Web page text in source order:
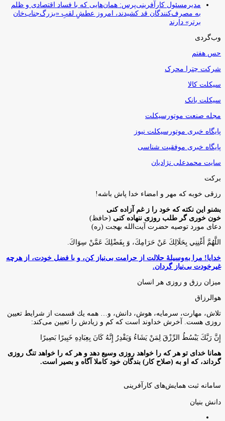
مدیرمسئول کارآفرینی‌پرس: همان‌هایی که با فساد اقتصادی و ظلم
به مصرف‌کنندگان قد کشیدند، امروز عطشِ لقبِ «بزرگ‌جناب‌خان
برتر» دارند
وب‌گردی
حس هفتم
شرکت چترا محرک
سیکلت کالا
سیکلت بانک
مجله صنعت موتورسیکلت
پایگاه خبری موتورسیکلت نیوز
پایگاه خبری موفقیت شناسی
سایت محمدعلی نژادیان
برکت
رزقی خوبه كه مهر و امضاء خدا پاش باشه!
بشنو این نکته که خود را ز غم آزاده کنی
خون خوری گر طلب روزی ننهاده کنی (حافظ)
دعای مورد توصیه حضرت آیت‌الله بهجت (ره)
اللَّهُمَّ أَغْنِنِي بِحَلَالِكَ عَنْ حَرَامِكَ، وَ بِفَضْلِكَ عَمَّنْ سِوَاكَ‏.
خدایا! مرا به‌وسیلۀ حلالت از حرامت بی‌نیاز کن، و با فضل خودت، از هرچه
غیرخودت بی‌نیاز گردان.
میزان رزق و روزی هر انسان
هوالرزاق
تلاش، مهارت، سرمايه، هوش، دانش، و… همه يك قسمت از شرايط تعيين
روزى هست. آخرش خداوند است كه كم و زيادش را تعيين مى‌كند:
إِنَّ رَبَّكَ يَبْسُطُ الرِّزْقَ لِمَنْ يَشَاءُ وَيَقْدِرُ إِنَّهُ كَانَ بِعِبَادِهِ خَبِيرًا بَصِيرًا
همانا خدای تو هر که را خواهد روزی وسیع دهد و هر که را خواهد تنگ روزی
گرداند، که او به (صلاح کار) بندگان خود کاملا آگاه و بصیر است.
سامانه ثبت همایش‌های کارآفرینی
دانش‌ بنیان‌